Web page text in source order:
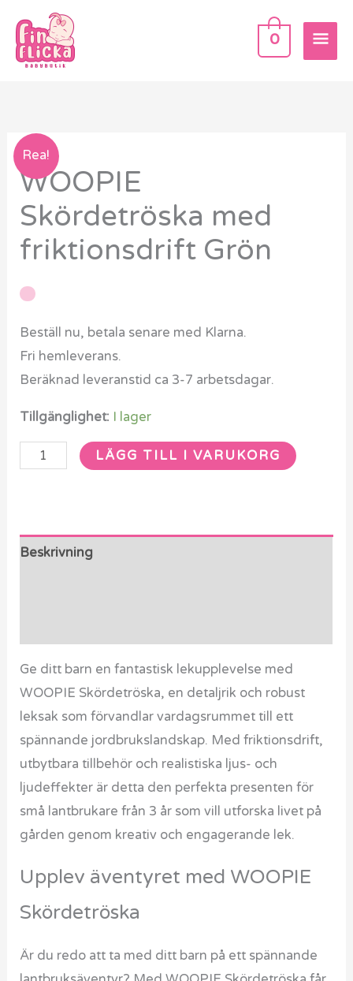
innehåll
0
Rea!
WOOPIE
Skördetröska med
friktionsdrift Grön
Beställ nu, betala senare med Klarna.
Fri hemleverans.
Beräknad leveranstid ca 3-7 arbetsdagar.
Tillgänglighet: I lager
WOOPIE
Skördetröska
friktionsdrift
Grön
LÄGG TILL I VARUKORG
Beskrivning
Ge ditt barn en fantastisk lekupplevelse med
WOOPIE Skördetröska, en detaljrik och robust
leksak som förvandlar vardagsrummet till ett
spännande jordbrukslandskap. Med friktionsdrift,
utbytbara tillbehör och realistiska ljus- och
ljudeffekter är detta den perfekta presenten för
små lantbrukare från 3 år som vill utforska livet på
gården genom kreativ och engagerande lek.
Upplev äventyret med WOOPIE
Skördetröska
Är du redo att ta med ditt barn på ett spännande